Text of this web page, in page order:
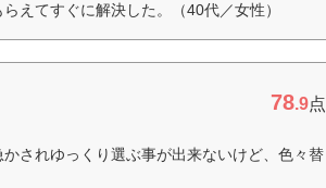
えてすぐに解決した。（40代／女性）
78.9点
されゆっくり選ぶ事が出来ないけど、色々替